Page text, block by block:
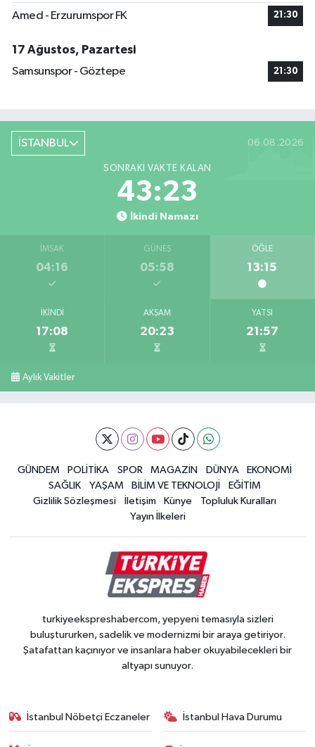
Amed - Erzurumspor FK 21:30
17 Ağustos, Pazartesi
Samsunspor - Göztepe
21:30
İSTANBUL 06.08.2026
SONRAKI VAKTE KALAN
43:22
İkindi Namazı
İMSAK
04:16
GÜNEŞ
05:58
ÖĞLE
13:15
İKINDI
17:08
AKŞAM
20:23
YATSI
21:57
Aylık Vakitler
GÜNDEM POLİTİKA SPOR MAGAZİN DÜNYA
EKONOMİ
SAĞLIK
YAŞAM BİLİM VE TEKNOLOJİ
EĞİTİM
Gizlilik Sözleşmesi
İletişim Künye
Topluluk Kuralları
Yayın İlkeleri
turkiyeekspreshabercom, yepyeni temasıyla sizleri
buluştururken, sadelik ve modernizmi bir araya getiriyor.
Şatafattan kaçınıyor ve insanlara haber okuyabilecekleri bir
altyapı sunuyor.
İstanbul Nöbetçi Eczaneler İstanbul Hava Durumu